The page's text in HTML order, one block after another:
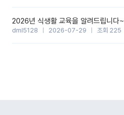
2026년 식생활 교육을 알려드립니다~
dml5128 2026-07-29 조회 225